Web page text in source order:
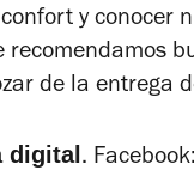
y conocer
de la entrega
digital . Facebook: